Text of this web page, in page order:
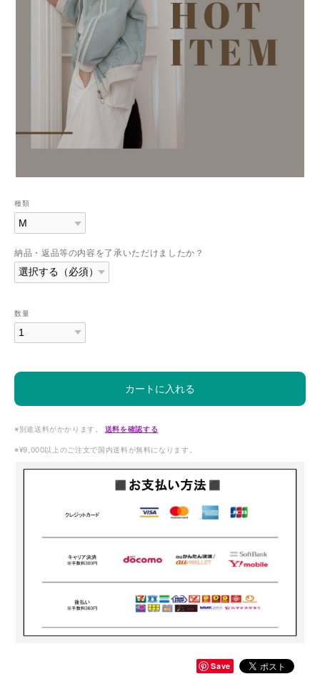
種類
納品・返品等の内容を了承いただけましたか？
数量
カートに入れる
※別途送料がかかります。 送料を確認する
※¥9,000以上のご注文で国内送料が無料になります。
Save